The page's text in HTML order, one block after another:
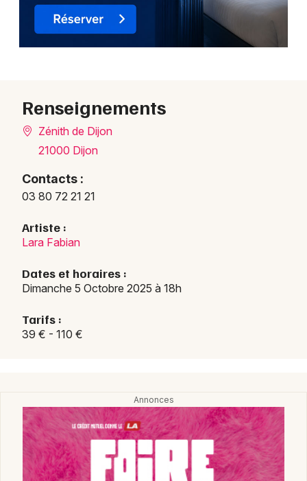
21 - Côte d'Or
Renseignements
Zénith de Dijon
21000 Dijon
Contacts :
03 80 72 21 21
Artiste :
Lara Fabian
Dates et horaires :
Dimanche 5 Octobre 2025 à 18h
Tarifs :
39 € - 110 €